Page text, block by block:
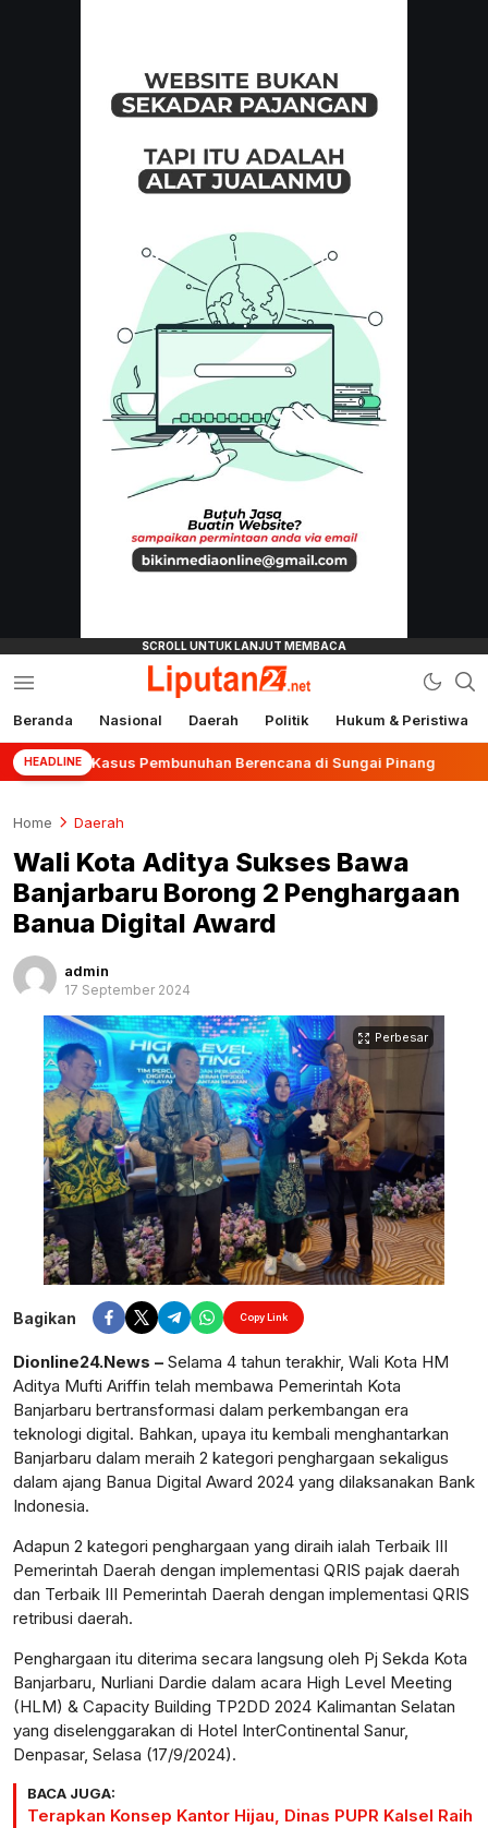
liputan24.net
Beranda Nasional Daerah Politik Hukum & Peristiwa
HEADLINE
Kasus Pembunuhan Berencana di Sungai Pinang
Home Daerah
Wali Kota Aditya Sukses Bawa
Banjarbaru Borong 2 Penghargaan
Banua Digital Award
admin
17 September 2024
Perbesar
Bagikan Copy Link
Dionline24.News – Selama 4 tahun terakhir, Wali Kota HM
Aditya Mufti Ariffin telah membawa Pemerintah Kota
Banjarbaru bertransformasi dalam perkembangan era
teknologi digital. Bahkan, upaya itu kembali menghantarkan
Banjarbaru dalam meraih 2 kategori penghargaan sekaligus
dalam ajang Banua Digital Award 2024 yang dilaksanakan Bank
Indonesia.
Adapun 2 kategori penghargaan yang diraih ialah Terbaik III
Pemerintah Daerah dengan implementasi QRIS pajak daerah
dan Terbaik III Pemerintah Daerah dengan implementasi QRIS
retribusi daerah.
Penghargaan itu diterima secara langsung oleh Pj Sekda Kota
Banjarbaru, Nurliani Dardie dalam acara High Level Meeting
(HLM) & Capacity Building TP2DD 2024 Kalimantan Selatan
yang diselenggarakan di Hotel InterContinental Sanur,
Denpasar, Selasa (17/9/2024).
BACA JUGA:
Terapkan Konsep Kantor Hijau, Dinas PUPR Kalsel Raih